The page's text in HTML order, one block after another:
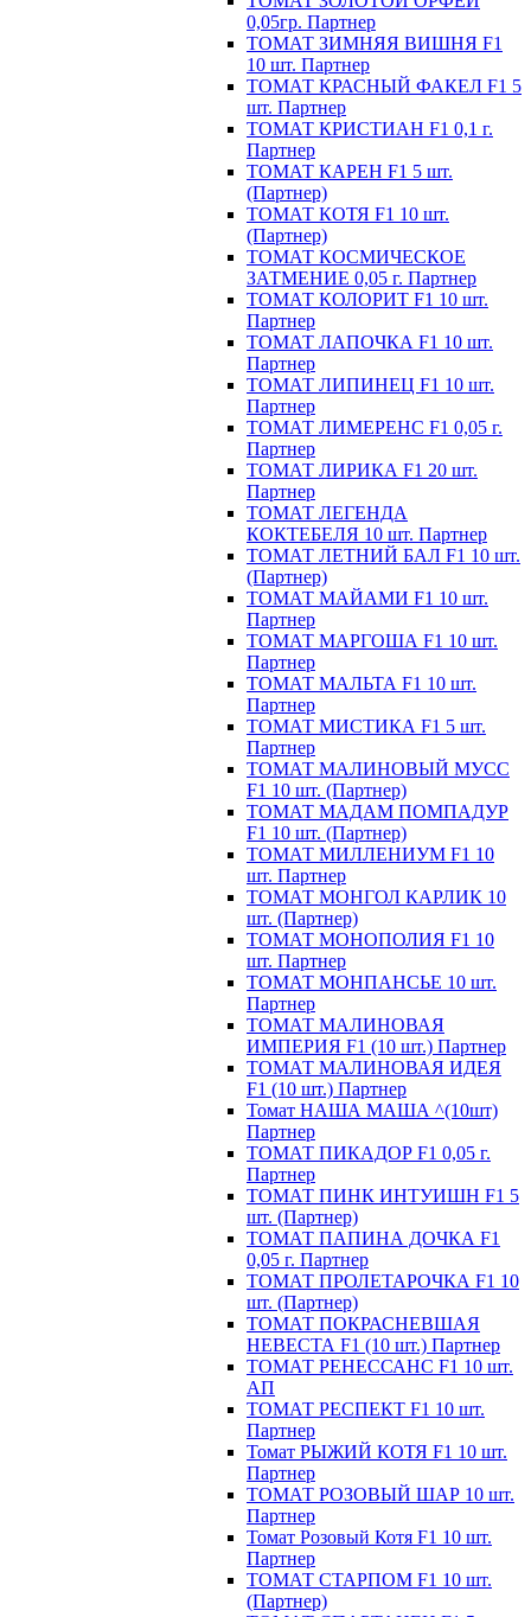
0,05гр. Партнер
ТОМАТ ЗИМНЯЯ ВИШНЯ F1
10 шт. Партнер
ТОМАТ КРАСНЫЙ ФАКЕЛ F1 5
шт. Партнер
ТОМАТ КРИСТИАН F1 0,1 г.
Партнер
ТОМАТ КАРЕН F1 5 шт.
(Партнер)
ТОМАТ КОТЯ F1 10 шт.
(Партнер)
ТОМАТ КОСМИЧЕСКОЕ
ЗАТМЕНИЕ 0,05 г. Партнер
ТОМАТ КОЛОРИТ F1 10 шт.
Партнер
ТОМАТ ЛАПОЧКА F1 10 шт.
Партнер
ТОМАТ ЛИПИНЕЦ F1 10 шт.
Партнер
ТОМАТ ЛИМЕРЕНС F1 0,05 г.
Партнер
ТОМАТ ЛИРИКА F1 20 шт.
Партнер
ТОМАТ ЛЕГЕНДА
КОКТЕБЕЛЯ 10 шт. Партнер
ТОМАТ ЛЕТНИЙ БАЛ F1 10 шт.
(Партнер)
ТОМАТ МАЙАМИ F1 10 шт.
Партнер
ТОМАТ МАРГОША F1 10 шт.
Партнер
ТОМАТ МАЛЬТА F1 10 шт.
Партнер
ТОМАТ МИСТИКА F1 5 шт.
Партнер
ТОМАТ МАЛИНОВЫЙ МУСС
F1 10 шт. (Партнер)
ТОМАТ МАДАМ ПОМПАДУР
F1 10 шт. (Партнер)
ТОМАТ МИЛЛЕНИУМ F1 10
шт. Партнер
ТОМАТ МОНГОЛ КАРЛИК 10
шт. (Партнер)
ТОМАТ МОНОПОЛИЯ F1 10
шт. Партнер
ТОМАТ МОНПАНСЬЕ 10 шт.
Партнер
ТОМАТ МАЛИНОВАЯ
ИМПЕРИЯ F1 (10 шт.) Партнер
ТОМАТ МАЛИНОВАЯ ИДЕЯ
F1 (10 шт.) Партнер
Томат НАША МАША ^(10шт)
Партнер
ТОМАТ ПИКАДОР F1 0,05 г.
Партнер
ТОМАТ ПИНК ИНТУИШН F1 5
шт. (Партнер)
ТОМАТ ПАПИНА ДОЧКА F1
0,05 г. Партнер
ТОМАТ ПРОЛЕТАРОЧКА F1 10
шт. (Партнер)
ТОМАТ ПОКРАСНЕВШАЯ
НЕВЕСТА F1 (10 шт.) Партнер
ТОМАТ РЕНЕССАНС F1 10 шт.
АП
ТОМАТ РЕСПЕКТ F1 10 шт.
Партнер
Томат РЫЖИЙ КОТЯ F1 10 шт.
Партнер
ТОМАТ РОЗОВЫЙ ШАР 10 шт.
Партнер
Томат Розовый Котя F1 10 шт.
Партнер
ТОМАТ СТАРПОМ F1 10 шт.
(Партнер)